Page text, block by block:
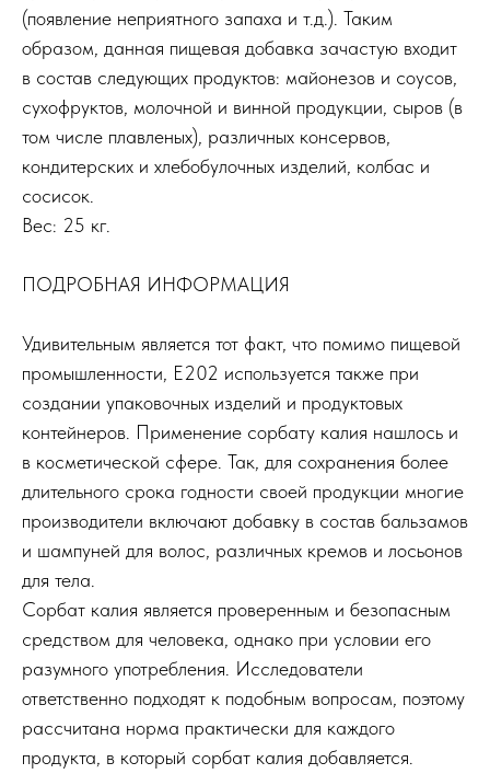
(появление неприятного запаха и т.д.). Таким
образом, данная пищевая добавка зачастую входит
в состав следующих продуктов: майонезов и соусов,
сухофруктов, молочной и винной продукции, сыров (в
том числе плавленых), различных консервов,
кондитерских и хлебобулочных изделий, колбас и
сосисок.
Вес: 25 кг.
ПОДРОБНАЯ ИНФОРМАЦИЯ
Удивительным является тот факт, что помимо пищевой
промышленности, Е202 используется также при
создании упаковочных изделий и продуктовых
контейнеров. Применение сорбату калия нашлось и
в косметической сфере. Так, для сохранения более
длительного срока годности своей продукции многие
производители включают добавку в состав бальзамов
и шампуней для волос, различных кремов и лосьонов
для тела.
Сорбат калия является проверенным и безопасным
средством для человека, однако при условии его
разумного употребления. Исследователи
ответственно подходят к подобным вопросам, поэтому
рассчитана норма практически для каждого
продукта, в который сорбат калия добавляется.